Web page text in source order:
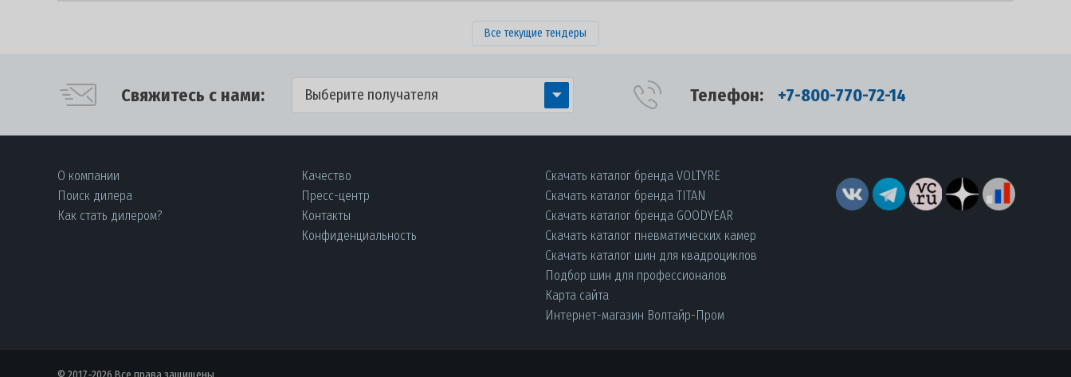
Все текущие тендеры
Свяжитесь с нами: Выберите получателя Телефон: +7-800-770-72-14
О компании
Поиск дилера
Как стать дилером?
Качество
Пресс-центр
Контакты
Конфиденциальность
Скачать каталог бренда VOLTYRE
Скачать каталог бренда TITAN
Скачать каталог бренда GOODYEAR
Скачать каталог пневматических камер
Скачать каталог шин для квадроциклов
Подбор шин для профессионалов
Карта сайта
Интернет-магазин Волтайр-Пром